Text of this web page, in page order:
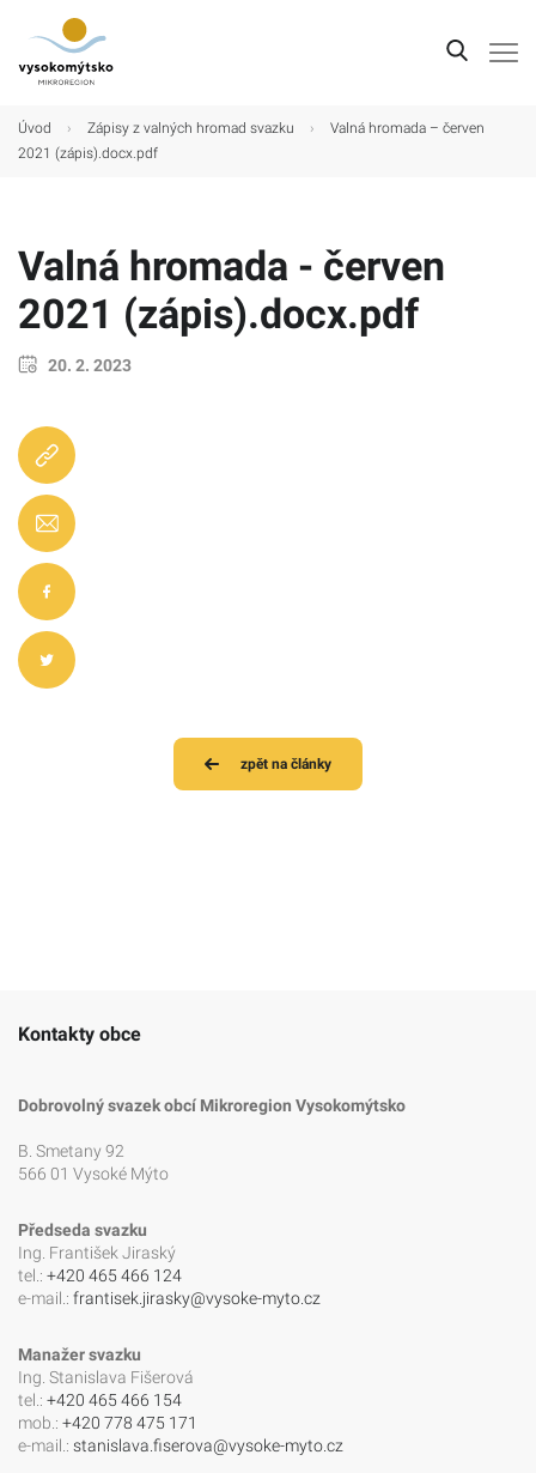
Úvod › Zápisy z valných hromad svazku ›
Valná hromada – červen
2021 (zápis).docx.pdf
Valná hromada - červen
2021 (zápis).docx.pdf
20. 2. 2023
zpět na články
Kontakty obce
Dobrovolný svazek obcí Mikroregion Vysokomýtsko
B. Smetany 92
566 01 Vysoké Mýto
Předseda svazku
Ing. František Jiraský
tel.: +420 465 466 124
e-mail.: frantisek.jirasky@vysoke-myto.cz
Manažer svazku
Ing. Stanislava Fišerová
tel.: +420 465 466 154
mob.: +420 778 475 171
e-mail.: stanislava.fiserova@vysoke-myto.cz
Úvod
Mikroregion
Turistické cíle
Kultura
Kontakt